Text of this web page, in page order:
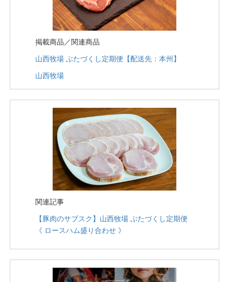
掲載商品／関連商品
山西牧場 ぶたづくし定期便【配送先：本州】
山西牧場
関連記事
【豚肉のサブスク】山西牧場 ぶたづくし定期便
《 ロースハム盛り合わせ 》